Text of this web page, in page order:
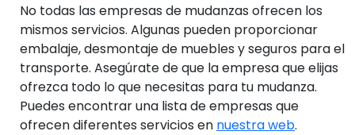
No todas las empresas de mudanzas ofrecen los
mismos servicios. Algunas pueden proporcionar
embalaje, desmontaje de muebles y seguros para el
transporte. Asegúrate de que la empresa que elijas
ofrezca todo lo que necesitas para tu mudanza.
Puedes encontrar una lista de empresas que
ofrecen diferentes servicios en nuestra web.